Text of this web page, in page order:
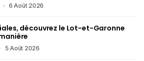
6 Août 2026
découvrez le Lot-et-Garonne
5 Août 2026